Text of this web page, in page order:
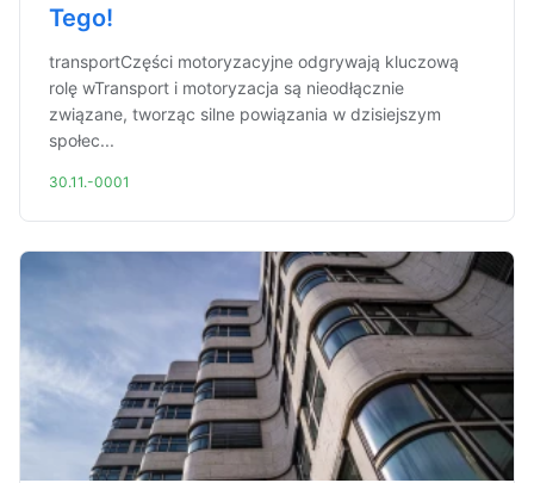
Tego!
transportCzęści motoryzacyjne odgrywają kluczową
rolę wTransport i motoryzacja są nieodłącznie
związane, tworząc silne powiązania w dzisiejszym
społec...
30.11.-0001